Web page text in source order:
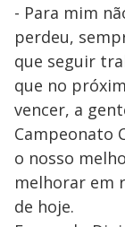
- Para mim
perdeu,
que seguir
que no
vencer, a
Campeonato
o nosso
melhorar em
de hoje.